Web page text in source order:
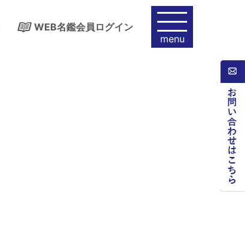
WEB名鑑会員ログイン
menu